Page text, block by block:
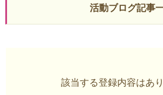
活動ブログ記事
該当する登録内容はあり